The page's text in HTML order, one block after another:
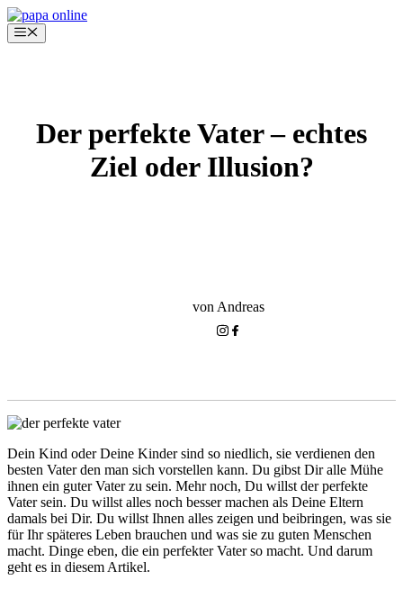
Zum
Inhalt
springen
Menü
Der perfekte Vater – echtes
Ziel oder Illusion?
von Andreas
Dein Kind oder Deine Kinder sind so niedlich, sie verdienen den
besten Vater den man sich vorstellen kann. Du gibst Dir alle Mühe
ihnen ein guter Vater zu sein. Mehr noch, Du willst der perfekte
Vater sein. Du willst alles noch besser machen als Deine Eltern
damals bei Dir. Du willst Ihnen alles zeigen und beibringen, was sie
für Ihr späteres Leben brauchen und was sie zu guten Menschen
macht. Dinge eben, die ein perfekter Vater so macht. Und darum
geht es in diesem Artikel.